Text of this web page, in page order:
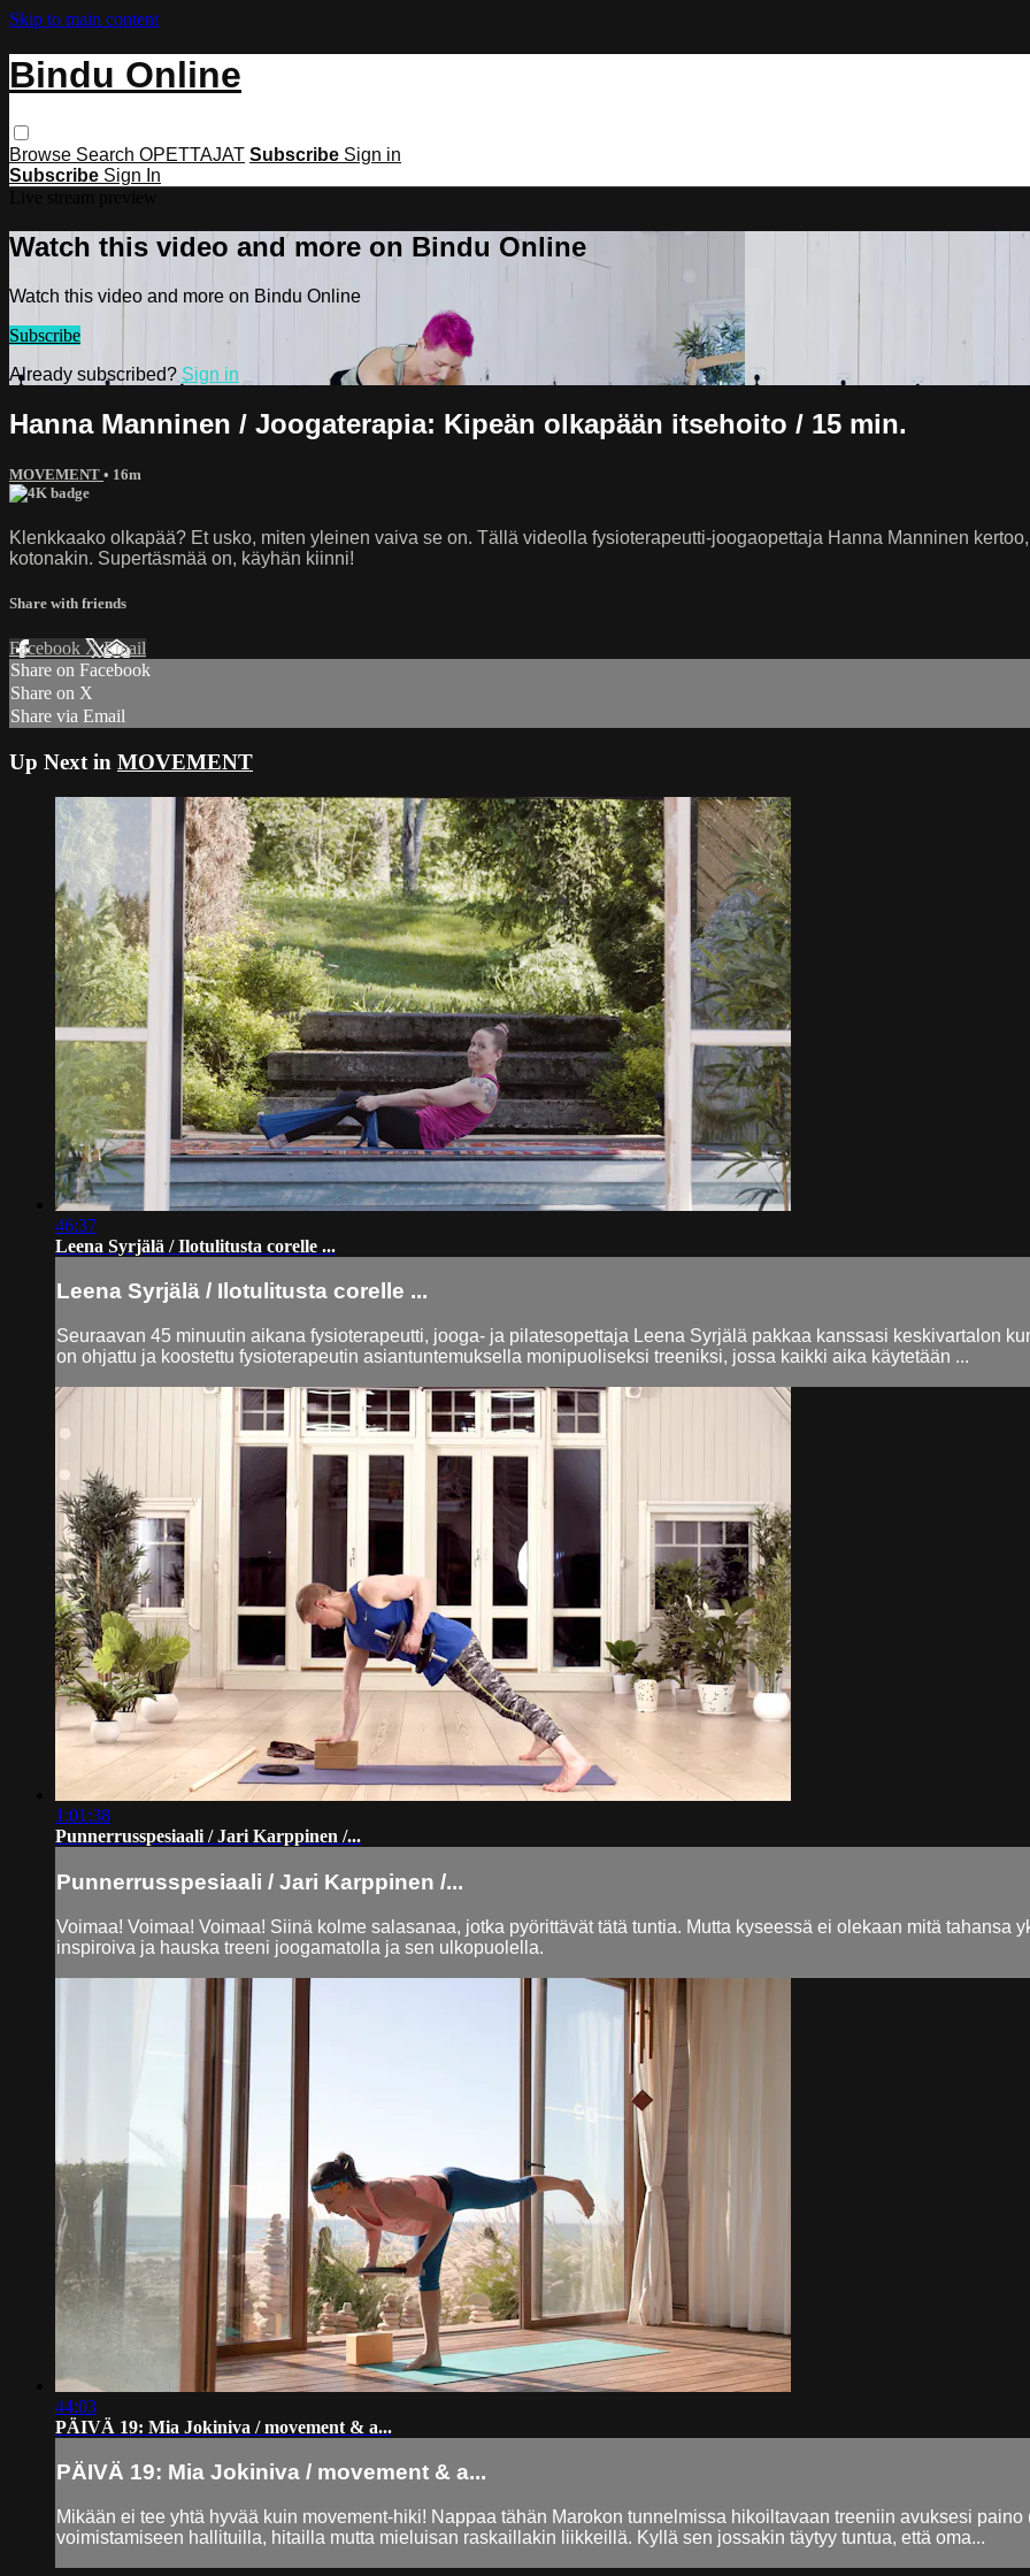
Skip to main content
Bindu Online
Browse Search OPETTAJAT Subscribe Sign in
Subscribe Sign In
Watch this video and more on Bindu Online
Watch this video and more on Bindu Online
Subscribe
Already subscribed? Sign in
Hanna Manninen / Joogaterapia: Kipeän olkapään itsehoito / 15 min.
MOVEMENT • 16m
Klenkkaako olkapää? Et usko, miten yleinen vaiva se on. Tällä videolla fysioterapeutti-joogaopettaja Hanna Manninen
kotonakin. Supertäsmää on, käyhän kiinni!
Share with friends
Facebook XEmail
Share on Facebook
Share on X
Share via Email
Up Next in MOVEMENT
46:37
Leena Syrjälä / Ilotulitusta corelle ...
Leena Syrjälä / Ilotulitusta corelle ...
Seuraavan 45 minuutin aikana fysioterapeutti, jooga- ja pilatesopettaja Leena Syrjälä pakkaa kanssasi keskivartalon
on ohjattu ja koostettu fysioterapeutin asiantuntemuksella monipuoliseksi treeniksi, jossa kaikki aika käytetään ...
1:01:38
Punnerrusspesiaali / Jari Karppinen /...
Punnerrusspesiaali / Jari Karppinen /...
Voimaa! Voimaa! Voimaa! Siinä kolme salasanaa, jotka pyörittävät tätä tuntia. Mutta kyseessä ei olekaan mitä tahansa
inspiroiva ja hauska treeni joogamatolla ja sen ulkopuolella.
44:03
PÄIVÄ 19: Mia Jokiniva / movement & a...
PÄIVÄ 19: Mia Jokiniva / movement & a...
Mikään ei tee yhtä hyvää kuin movement-hiki! Nappaa tähän Marokon tunnelmissa hikoiltavaan treeniin avuksesi
voimistamiseen hallituilla, hitailla mutta mieluisan raskaillakin liikkeillä. Kyllä sen jossakin täytyy tuntua, että oma...